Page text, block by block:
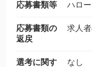
応募書類等 ハロ
応募書類の
返戻
求人
選考に関す
なし